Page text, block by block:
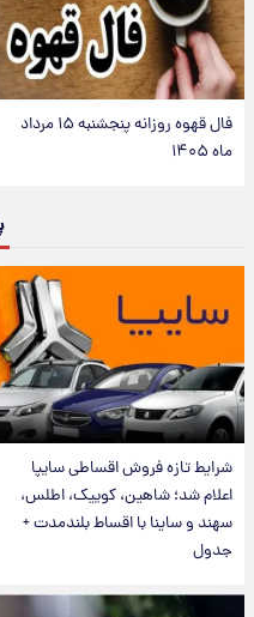
فال قهوه روزانه پنجشنبه ۱۵ مرداد
ماه ۱۴۰۵
شرایط تازه فروش اقساطی سایپا
اعلام شد؛ شاهین، کوییک، اطلس،
سهند و ساینا با اقساط بلندمدت +
جدول